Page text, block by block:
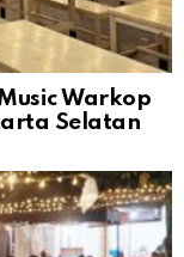
Warkop
Selatan